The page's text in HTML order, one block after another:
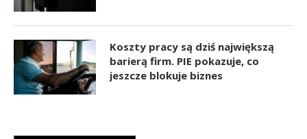
Koszty pracy są dziś największą
barierą firm. PIE pokazuje, co
jeszcze blokuje biznes